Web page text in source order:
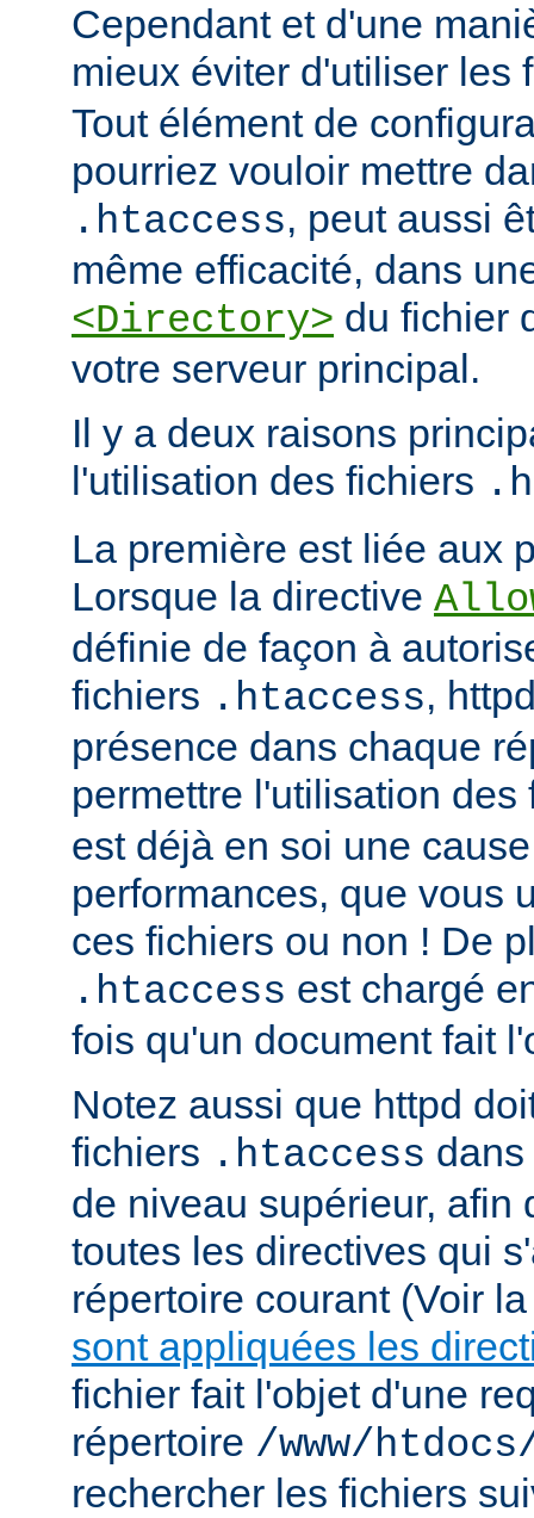
Cependant et d'une
mieux éviter d'utiliser les
Tout élément de
pourriez vouloir mettre
.htaccess, peut aussi
même efficacité, dans
<Directory> du fichier
votre serveur principal.
Il y a deux raisons
l'utilisation des fichiers
La première est liée aux
Lorsque la directive
définie de façon à
fichiers .htaccess,
présence dans chaque
permettre l'utilisation
est déjà en soi une
performances, que vous
ces fichiers ou non ! De
.htaccess est chargé
fois qu'un document fait
Notez aussi que httpd
fichiers .htaccess
de niveau supérieur, afin
toutes les directives qui
répertoire courant (Voir
sont appliquées les
fichier fait l'objet d'une
répertoire /www/
rechercher les fichiers